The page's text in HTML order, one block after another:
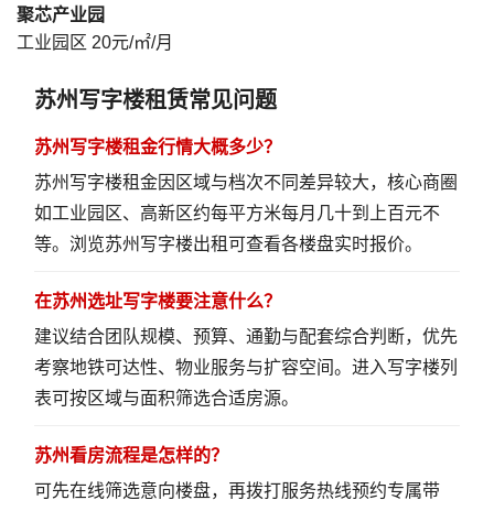
聚芯产业园
工业园区 20元/㎡/月
苏州写字楼租赁常见问题
苏州写字楼租金行情大概多少？
苏州写字楼租金因区域与档次不同差异较大，核心商圈
如工业园区、高新区约每平方米每月几十到上百元不
等。 浏览苏州写字楼出租可查看各楼盘实时报价。
在苏州选址写字楼要注意什么？
建议结合团队规模、预算、通勤与配套综合判断，优先
考察地铁可达性、物业服务与扩容空间。 进入写字楼列
表可按区域与面积筛选合适房源。
苏州看房流程是怎样的？
可先在线筛选意向楼盘，再拨打服务热线预约专属带